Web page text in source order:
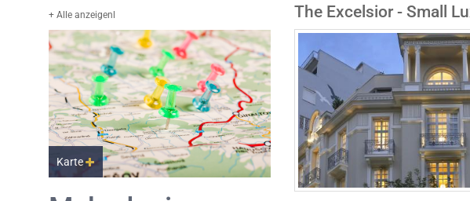
+ Alle anzeigenl
Karte
The Excelsior - Small